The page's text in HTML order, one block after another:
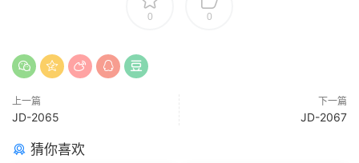
0 0
上一篇
JD-2065
下一篇
JD-2067
猜你喜欢